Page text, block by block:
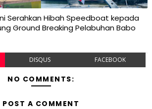
Serahkan Hibah Speedboat kepada
Ground Breaking Pelabuhan Babo
DISQUS FACEBOOK
NO COMMENTS:
POST A COMMENT